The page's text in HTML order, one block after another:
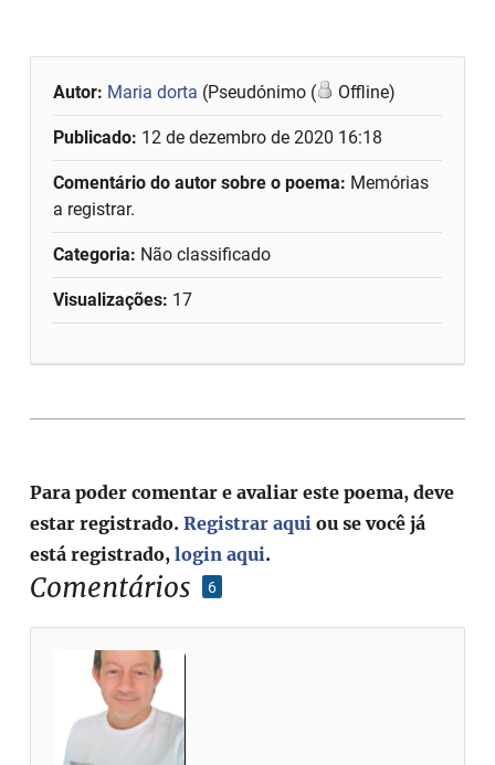
Autor: Maria dorta (Pseudónimo ( Offline)
Publicado: 12 de dezembro de 2020 16:18
Comentário do autor sobre o poema: Memórias
a registrar.
Categoria: Não classificado
Visualizações: 17
Comentários 6
Para poder comentar e avaliar este poema, deve
estar registrado.Registrar aqui ou se você já
está registrado,login aqui.